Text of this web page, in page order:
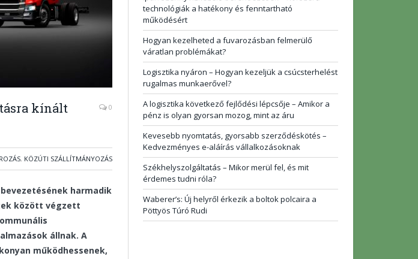
kínált
0
, KÖZÚTI SZÁLLÍTMÁNYOZÁS
harmadik
között végzett
állnak. A
működhessenek,
technológiák a hatékony és fenntartható
működésért
Hogyan kezelheted a fuvarozásban felmerülő
váratlan problémákat?
Logisztika nyáron – Hogyan kezeljük a csúcsterhelést
rugalmas munkaerővel?
A logisztika következő fejlődési lépcsője – Amikor a
pénz is olyan gyorsan mozog, mint az áru
Kevesebb nyomtatás, gyorsabb szerződéskötés –
Kedvezményes e-aláírás vállalkozásoknak
Székhelyszolgáltatás – Mikor merül fel, és mit
érdemes tudni róla?
Waberer’s: Új helyről érkezik a boltok polcaira a
Pöttyös Túró Rudi